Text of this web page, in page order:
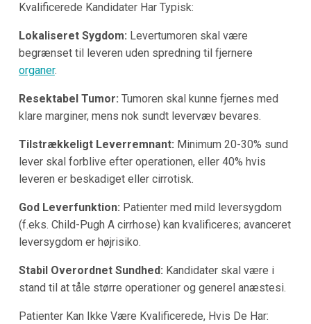
Kvalificerede Kandidater Har Typisk:
Lokaliseret Sygdom: Levertumoren skal være
begrænset til leveren uden spredning til fjernere
organer.
Resektabel Tumor: Tumoren skal kunne fjernes med
klare marginer, mens nok sundt levervæv bevares.
Tilstrækkeligt Leverremnant: Minimum 20-30% sund
lever skal forblive efter operationen, eller 40% hvis
leveren er beskadiget eller cirrotisk.
God Leverfunktion: Patienter med mild leversygdom
(f.eks. Child-Pugh A cirrhose) kan kvalificeres; avanceret
leversygdom er højrisiko.
Stabil Overordnet Sundhed: Kandidater skal være i
stand til at tåle større operationer og generel anæstesi.
Patienter Kan Ikke Være Kvalificerede, Hvis De Har: